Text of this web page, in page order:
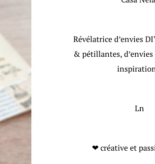
Révélatrice d’envies
& pétillantes, d’envies
Ln
❤ créative et